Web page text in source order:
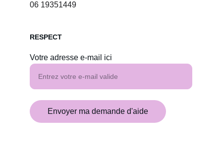
RESPECT
06 19351449
Votre adresse e-mail ici
Envoyer ma demande d'aide